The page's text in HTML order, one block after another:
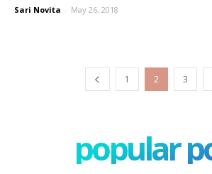
Sari Novita - May 26, 2018
1 2 3
popular